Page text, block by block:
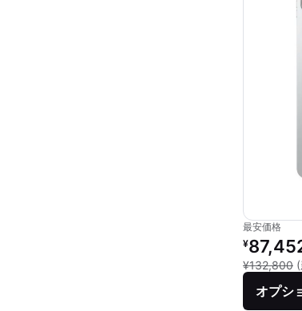
最安価格
リファービ
¥
¥132,800
オプシ